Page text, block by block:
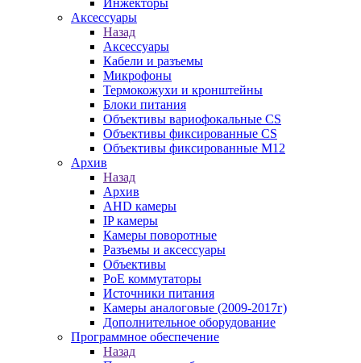
Инжекторы
Аксессуары
Назад
Аксессуары
Кабели и разъемы
Микрофоны
Термокожухи и кронштейны
Блоки питания
Объективы вариофокальные CS
Объективы фиксированные CS
Объективы фиксированные М12
Архив
Назад
Архив
AHD камеры
IP камеры
Камеры поворотные
Разъемы и аксессуары
Объективы
PoE коммутаторы
Источники питания
Камеры аналоговые (2009-2017г)
Дополнительное оборудование
Программное обеспечение
Назад